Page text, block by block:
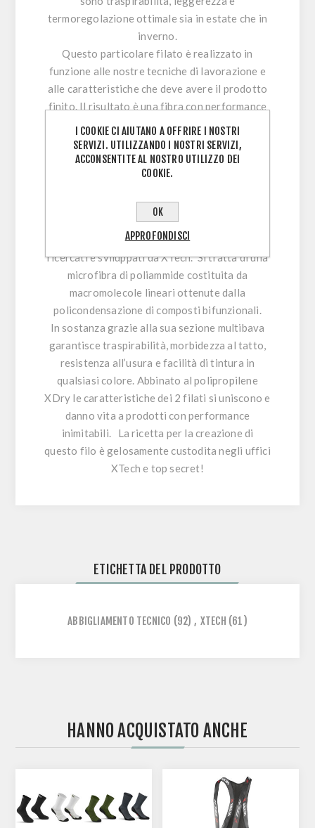
termoregolazione ottimale sia in estate che in
inverno.
Questo particolare filato è realizzato in
funzione alle nostre tecniche di lavorazione e
alle caratteristiche che deve avere il prodotto
finito. Il risultato è una fibra con performance
eccezionali proprio perché realizzata su misura
e in esclusiva per XTech.
La composizione è 100% polipropilene ma le
tecniche di lavorazione e i procedimenti per
contraddistingue uno dei filati
ricercati e sviluppati da XTech. Si tratta di una
microfibra di poliammide costituita da
macromolecole lineari ottenute dalla
policondensazione di composti bifunzionali.
In sostanza grazie alla sua sezione multibava
garantisce traspirabilità, morbidezza al tatto,
resistenza all’usura e facilità di tintura in
qualsiasi colore. Abbinato al polipropilene
XDry le caratteristiche dei 2 filati si uniscono e
danno vita a prodotti con performance
inimitabili. La ricetta per la creazione di
questo filo è gelosamente custodita negli uffici
XTech e top secret!
ETICHETTA DEL PRODOTTO
ABBIGLIAMENTO TECNICO (92) , XTECH (61)
HANNO ACQUISTATO ANCHE
I COOKIE CI AIUTANO A OFFRIRE I NOSTRI
SERVIZI. UTILIZZANDO I NOSTRI SERVIZI,
ACCONSENTITE AL NOSTRO UTILIZZO DEI
COOKIE.
OK
APPROFONDISCI